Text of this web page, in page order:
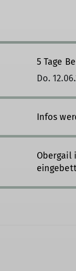
5 Tage
Do.
Infos
Obergail